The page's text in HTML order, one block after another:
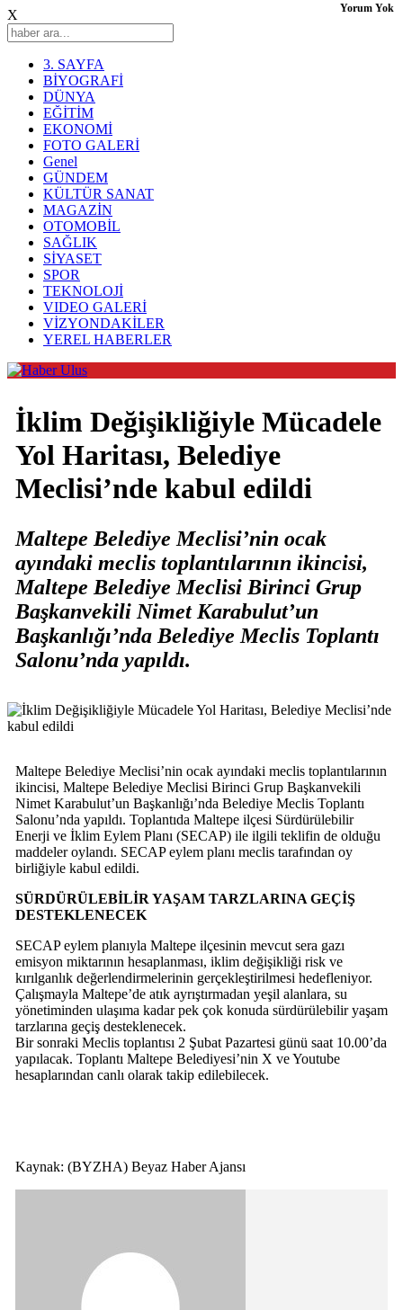
X
3. SAYFA
BİYOGRAFİ
DÜNYA
EĞİTİM
EKONOMİ
FOTO GALERİ
Genel
GÜNDEM
KÜLTÜR SANAT
MAGAZİN
OTOMOBİL
SAĞLIK
SİYASET
SPOR
TEKNOLOJİ
VIDEO GALERİ
VİZYONDAKİLER
YEREL HABERLER
İklim Değişikliğiyle Mücadele
Yol Haritası, Belediye
Meclisi’nde kabul edildi
Maltepe Belediye Meclisi’nin ocak
ayındaki meclis toplantılarının ikincisi,
Maltepe Belediye Meclisi Birinci Grup
Başkanvekili Nimet Karabulut’un
Başkanlığı’nda Belediye Meclis Toplantı
Salonu’nda yapıldı.
Maltepe Belediye Meclisi’nin ocak ayındaki meclis toplantılarının
ikincisi, Maltepe Belediye Meclisi Birinci Grup Başkanvekili
Nimet Karabulut’un Başkanlığı’nda Belediye Meclis Toplantı
Salonu’nda yapıldı. Toplantıda Maltepe ilçesi Sürdürülebilir
Enerji ve İklim Eylem Planı (SECAP) ile ilgili teklifin de olduğu
maddeler oylandı. SECAP eylem planı meclis tarafından oy
birliğiyle kabul edildi.
SÜRDÜRÜLEBİLİR YAŞAM TARZLARINA GEÇİŞ
DESTEKLENECEK
SECAP eylem planıyla Maltepe ilçesinin mevcut sera gazı
emisyon miktarının hesaplanması, iklim değişikliği risk ve
kırılganlık değerlendirmelerinin gerçekleştirilmesi hedefleniyor.
Çalışmayla Maltepe’de atık ayrıştırmadan yeşil alanlara, su
yönetiminden ulaşıma kadar pek çok konuda sürdürülebilir yaşam
tarzlarına geçiş desteklenecek.
Bir sonraki Meclis toplantısı 2 Şubat Pazartesi günü saat 10.00’da
yapılacak. Toplantı Maltepe Belediyesi’nin X ve Youtube
hesaplarından canlı olarak takip edilebilecek.
Kaynak: (BYZHA) Beyaz Haber Ajansı
Yorum Yok